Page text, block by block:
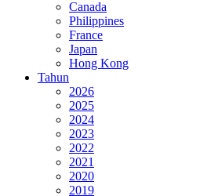
Canada
Philippines
France
Japan
Hong Kong
Tahun
2026
2025
2024
2023
2022
2021
2020
2019